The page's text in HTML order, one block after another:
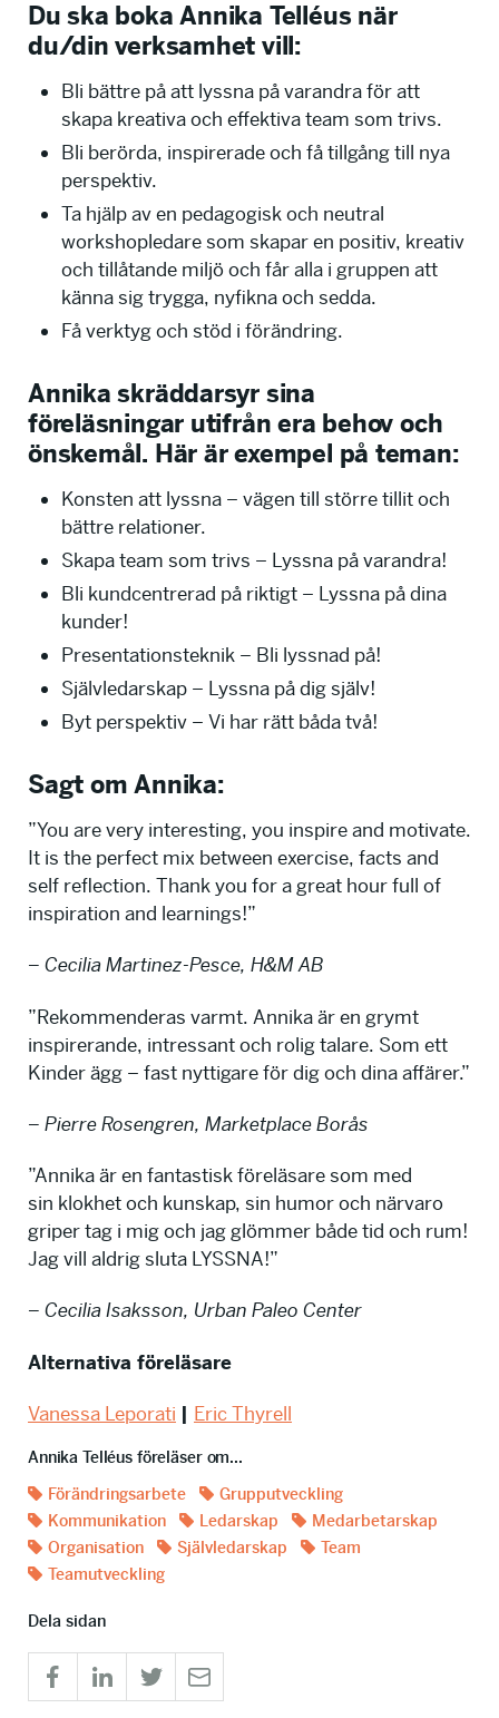
Du ska boka Annika Telléus när
du/din verksamhet vill:
Bli bättre på att lyssna på varandra för att
skapa kreativa och effektiva team som trivs.
Bli berörda, inspirerade och få tillgång till nya
perspektiv.
Ta hjälp av en pedagogisk och neutral
workshopledare som skapar en positiv, kreativ
och tillåtande miljö och får alla i gruppen att
känna sig trygga, nyfikna och sedda.
Få verktyg och stöd i förändring.
Annika skräddarsyr sina
föreläsningar utifrån era behov och
önskemål. Här är exempel på teman:
Konsten att lyssna – vägen till större tillit och
bättre relationer.
Skapa team som trivs – Lyssna på varandra!
Bli kundcentrerad på riktigt – Lyssna på dina
kunder!
Presentationsteknik – Bli lyssnad på!
Självledarskap – Lyssna på dig själv!
Byt perspektiv – Vi har rätt båda två!
Sagt om Annika:
”You are very interesting, you inspire and motivate.
It is the perfect mix between exercise, facts and
self reflection. Thank you for a great hour full of
inspiration and learnings!”
– Cecilia Martinez-Pesce, H&M AB
”Rekommenderas varmt. Annika är en grymt
inspirerande, intressant och rolig talare. Som ett
Kinder ägg – fast nyttigare för dig och dina affärer.”
– Pierre Rosengren, Marketplace Borås
”Annika är en fantastisk föreläsare som med
sin klokhet och kunskap, sin humor och närvaro
griper tag i mig och jag glömmer både tid och rum!
Jag vill aldrig sluta LYSSNA!”
– Cecilia Isaksson, Urban Paleo Center
Alternativa föreläsare
Vanessa Leporati | Eric Thyrell
Annika Telléus föreläser om...
Förändringsarbete
Grupputveckling
Kommunikation
Ledarskap
Medarbetarskap
Organisation
Självledarskap
Team
Teamutveckling
Dela sidan